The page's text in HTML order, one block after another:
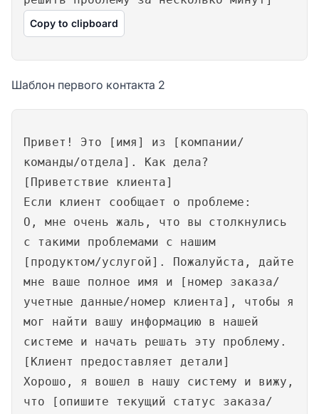
Copy to clipboard
Шаблон первого контакта 2
Привет! Это [имя] из [компании/
команды/отдела]. Как дела?
[Приветствие клиента]
Если клиент сообщает о проблеме:
О, мне очень жаль, что вы столкнулись
с такими проблемами с нашим
[продуктом/услугой]. Пожалуйста, дайте
мне ваше полное имя и [номер заказа/
учетные данные/номер клиента], чтобы я
мог найти вашу информацию в нашей
системе и начать решать эту проблему.
[Клиент предоставляет детали]
Хорошо, я вошел в нашу систему и вижу,
что [опишите текущий статус заказа/